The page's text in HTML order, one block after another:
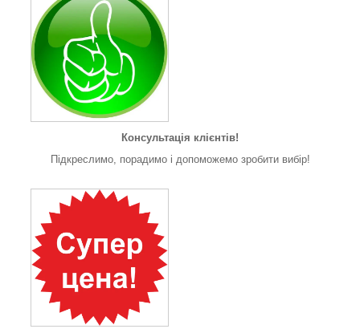
Консультація клієнтів!
Підкреслимо, порадимо і допоможемо зробити вибір!